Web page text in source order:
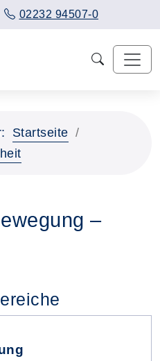
02232 94507-0
Startseite
–